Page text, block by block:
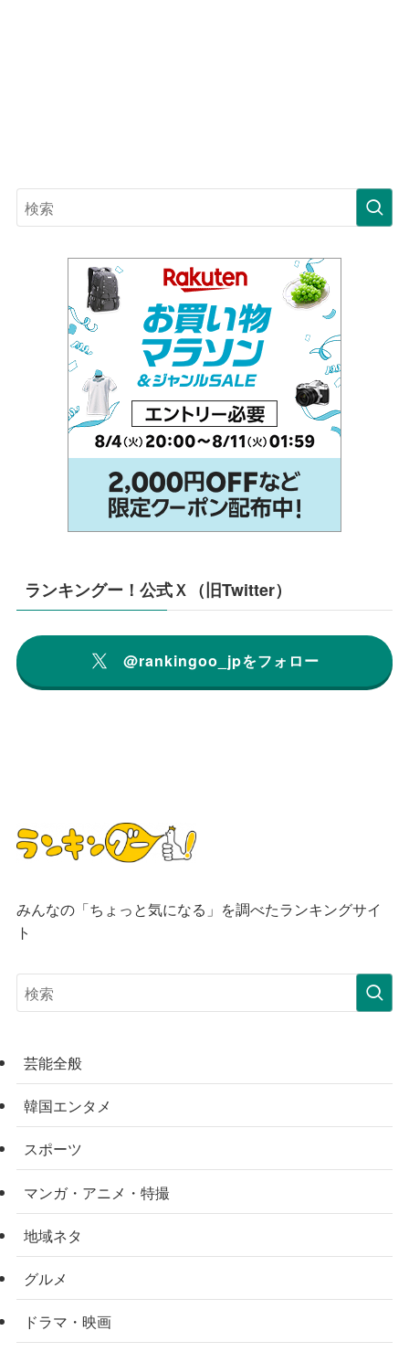
ランキングー！公式Ｘ（旧Twitter）
@rankingoo_jpをフォロー
みんなの「ちょっと気になる」を調べたランキングサイ
ト
芸能全般
韓国エンタメ
スポーツ
マンガ・アニメ・特撮
地域ネタ
グルメ
ドラマ・映画